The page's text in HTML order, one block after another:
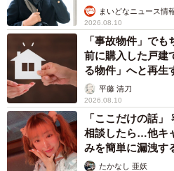
まいどなニュース情
2026.08.10
「事故物件」で
前に購入した戸
る物件」へと再
が解説平藤 清刀
2026.08.10
「ここだけの話
相談したら…他キャス
みを簡単に漏洩す
ャストに取材】
たかなし 亜妖